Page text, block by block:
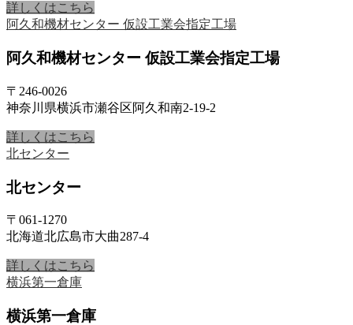
詳しくはこちら
阿久和機材センター 仮設工業会指定工場
阿久和機材センター 仮設工業会指定工場
〒246-0026
神奈川県横浜市瀬谷区阿久和南2-19-2
詳しくはこちら
北センター
北センター
〒061-1270
北海道北広島市大曲287-4
詳しくはこちら
横浜第一倉庫
横浜第一倉庫